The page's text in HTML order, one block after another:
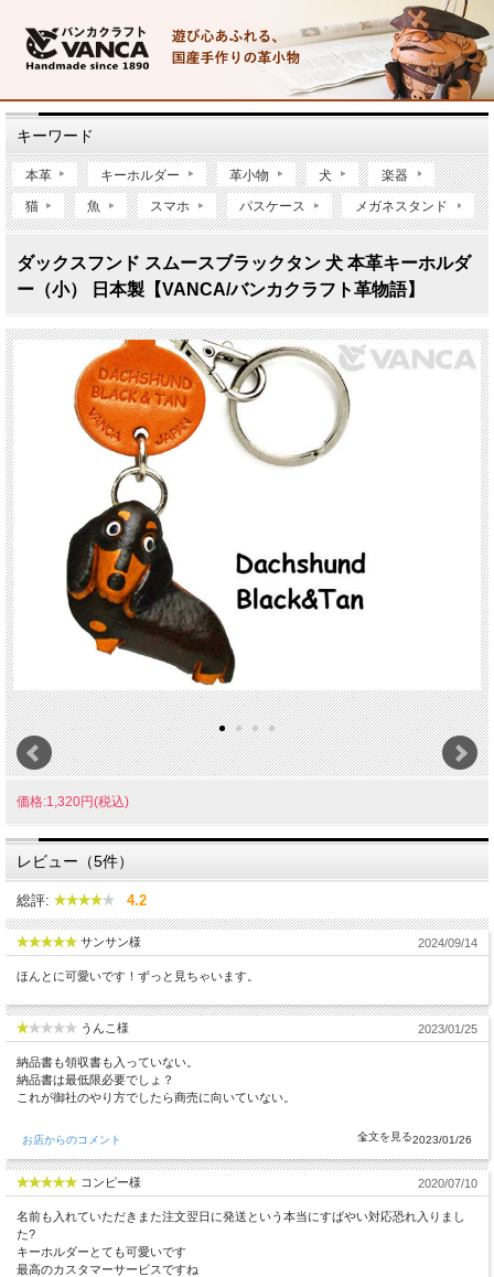
キーワード
本革 キーホルダー 革小物 犬 楽器
猫 魚 スマホ パスケース メガネスタンド
ダックスフンド スムースブラックタン 犬 本革キーホルダ
ー（小） 日本製【VANCA/バンカクラフト革物語】
価格:1,320円(税込)
レビュー（5件）
総評: 4.2
サンサン様 2024/09/14
ほんとに可愛いです！ずっと見ちゃいます。
うんこ様 2023/01/25
納品書も領収書も入っていない。
納品書は最低限必要でしょ？
これが御社のやり方でしたら商売に向いていない。
お店からのコメント 2023/01/26
コンピー様 2020/07/10
名前も入れていただきまた注文翌日に発送という本当にすばやい対応恐れ入りまし
た?
キーホルダーとても可愛いです
最高のカスタマーサービスですね